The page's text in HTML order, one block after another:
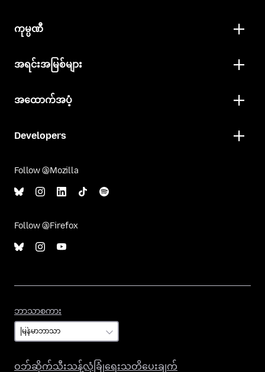
ကုမ္ပဏီ
အရင်းအမြစ်များ
အထောက်အပံ့
Developers
Follow @Mozilla
Follow @Firefox
ဘာသာစကား
ဝဘ်ဆိုက်သီးသန့်လုံခြုံရေးသတိပေးချက်